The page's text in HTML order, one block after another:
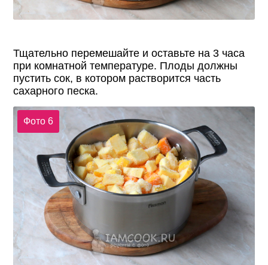
Тщательно перемешайте и оставьте на 3 часа
при комнатной температуре. Плоды должны
пустить сок, в котором растворится часть
сахарного песка.
Фото 6